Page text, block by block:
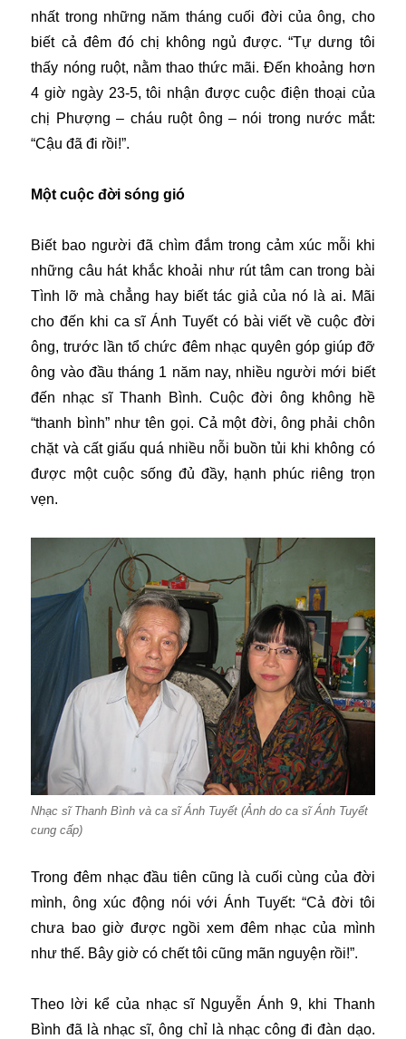
nhất trong những năm tháng cuối đời của ông, cho
biết cả đêm đó chị không ngủ được. “Tự dưng tôi
thấy nóng ruột, nằm thao thức mãi. Đến khoảng hơn
4 giờ ngày 23-5, tôi nhận được cuộc điện thoại của
chị Phượng – cháu ruột ông – nói trong nước mắt:
“Cậu đã đi rồi!”.
Một cuộc đời sóng gió
Biết bao người đã chìm đắm trong cảm xúc mỗi khi
những câu hát khắc khoải như rút tâm can trong bài
Tình lỡ mà chẳng hay biết tác giả của nó là ai. Mãi
cho đến khi ca sĩ Ánh Tuyết có bài viết về cuộc đời
ông, trước lần tổ chức đêm nhạc quyên góp giúp đỡ
ông vào đầu tháng 1 năm nay, nhiều người mới biết
đến nhạc sĩ Thanh Bình. Cuộc đời ông không hề
“thanh bình” như tên gọi. Cả một đời, ông phải chôn
chặt và cất giấu quá nhiều nỗi buồn tủi khi không có
được một cuộc sống đủ đầy, hạnh phúc riêng trọn
vẹn.
Nhạc sĩ Thanh Bình và ca sĩ Ánh Tuyết (Ảnh do ca sĩ Ánh Tuyết
cung cấp)
Trong đêm nhạc đầu tiên cũng là cuối cùng của đời
mình, ông xúc động nói với Ánh Tuyết: “Cả đời tôi
chưa bao giờ được ngồi xem đêm nhạc của mình
như thế. Bây giờ có chết tôi cũng mãn nguyện rồi!”.
Theo lời kể của nhạc sĩ Nguyễn Ánh 9, khi Thanh
Bình đã là nhạc sĩ, ông chỉ là nhạc công đi đàn dạo.